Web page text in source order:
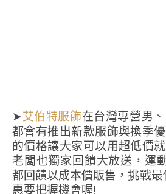
➤艾伯特服飾在台灣專營男
都會有推出新款服飾與換季
的價格讓大家可以用超低價
老闆也獨家回饋大放送，運
都回饋以成本價販售，挑戰
惠要把握機會喔!